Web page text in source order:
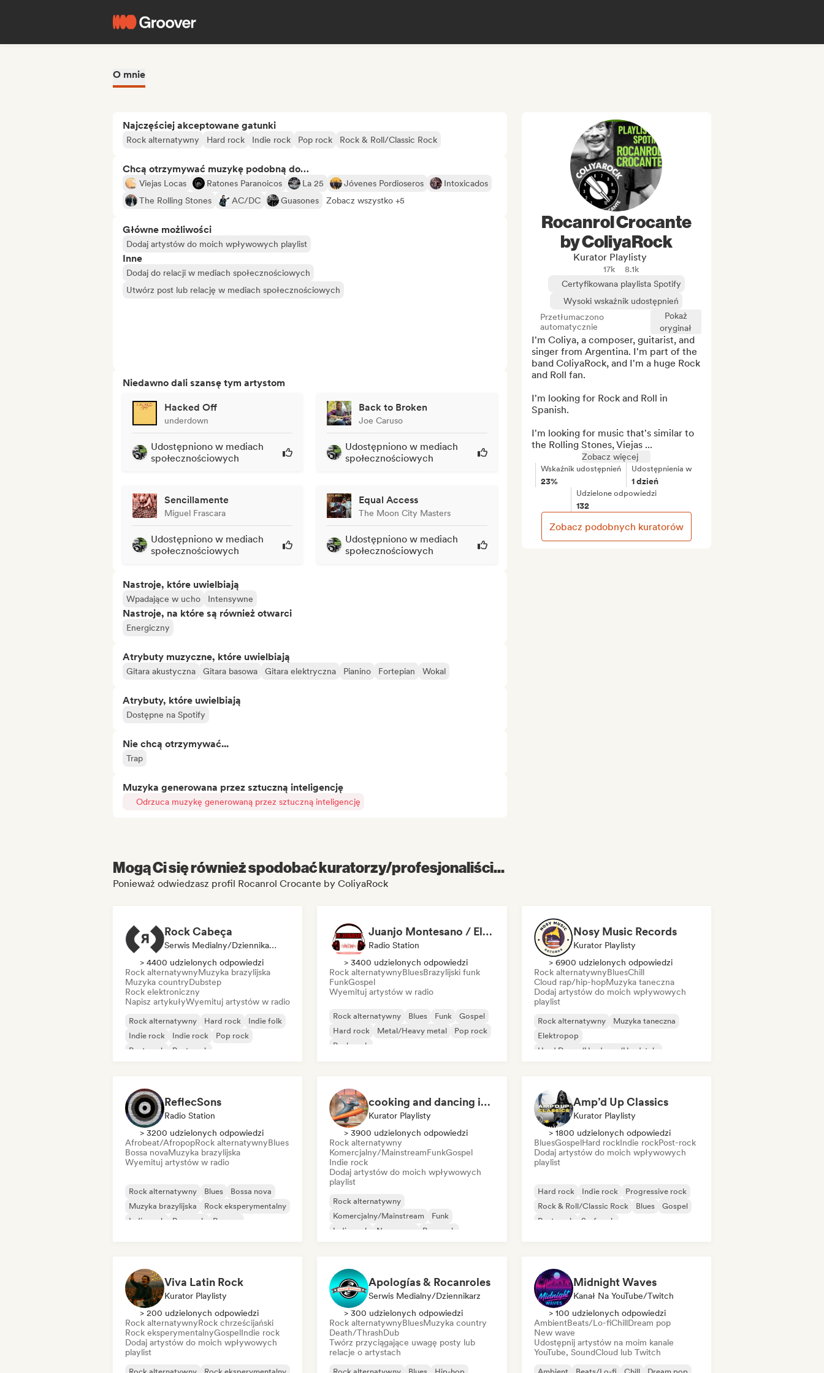
O mnie
Najczęściej akceptowane gatunki
Rock alternatywny Hard rock Indie rock Pop rock Rock & Roll/Classic Rock
Chcą otrzymywać muzykę podobną do…
Viejas Locas Ratones Paranoicos La 25 Jóvenes Pordioseros
Intoxicados
The Rolling Stones
AC/DC Guasones Zobacz wszystko +5
Główne możliwości
Dodaj artystów do moich wpływowych playlist
Inne
Dodaj do relacji w mediach społecznościowych
Utwórz post lub relację w mediach społecznościowych
Niedawno dali szansę tym artystom
Hacked Off
underdown
Udostępniono w mediach
społecznościowych
Back to Broken
Joe Caruso
Udostępniono w mediach
społecznościowych
Sencillamente
Miguel Frascara
Udostępniono w mediach
społecznościowych
Equal Access
The Moon City Masters
Udostępniono w mediach
społecznościowych
Nastroje, które uwielbiają
Wpadające w ucho Intensywne
Nastroje, na które są również otwarci
Energiczny
Atrybuty muzyczne, które uwielbiają
Gitara akustyczna Gitara basowa Gitara elektryczna Pianino Fortepian Wokal
Atrybuty, które uwielbiają
Dostępne na Spotify
Nie chcą otrzymywać...
Trap
Muzyka generowana przez sztuczną inteligencję
Odrzuca muzykę generowaną przez sztuczną inteligencję
Rocanrol Crocante
by ColiyaRock
Kurator Playlisty
17k
8.1k
Certyfikowana playlista Spotify
Wysoki wskaźnik udostępnień
Przetłumaczono
automatycznie
Pokaż
oryginał
I'm Coliya, a composer, guitarist, and
singer from Argentina. I'm part of the
band ColiyaRock, and I'm a huge Rock
and Roll fan.
I'm looking for Rock and Roll in
Spanish.
I'm looking for music that's similar to
the Rolling Stones, Viejas ...
Zobacz więcej
Wskaźnik udostępnień
23%
Udostępnienia w
1 dzień
Udzielone odpowiedzi
132
Zobacz podobnych kuratorów
Mogą Ci się również spodobać kuratorzy/profesjonaliści...
Ponieważ odwiedzasz profil Rocanrol Crocante by ColiyaRock
Rock Cabeça
Serwis Medialny/Dziennikarz, Radio Station
> 4400 udzielonych odpowiedzi
Rock alternatywnyMuzyka brazylijska
Muzyka countryDubstep
Rock elektroniczny
Napisz artykułyWyemituj artystów w radio
Rock alternatywny Hard rock
Indie folk
Indie rock
Indie rock
Pop rock
Post-rock
Post-rock
Juanjo Montesano / El Reverendo
Radio Station
> 3400 udzielonych odpowiedzi
Rock alternatywnyBluesBrazylijski funk
FunkGospel
Wyemituj artystów w radio
Rock alternatywny Blues Funk
Gospel
Hard rock
Metal/Heavy metal
Pop rock
Punk rock
Nosy Music Records
Kurator Playlisty
> 6900 udzielonych odpowiedzi
Rock alternatywnyBluesChill
Cloud rap/hip-hopMuzyka taneczna
Dodaj artystów do moich wpływowych
playlist
Rock alternatywny
Muzyka taneczna
Elektropop
Hard Dance/Hardcore/Hardstyle
ReflecSons
Radio Station
> 3200 udzielonych odpowiedzi
Afrobeat/AfropopRock alternatywnyBlues
Bossa novaMuzyka brazylijska
Wyemituj artystów w radio
Rock alternatywny Blues
Bossa nova
Muzyka brazylijska
Rock eksperymentalny
Indie rock
Pop rock Reggae
cooking and dancing in the kitchen by Cookfy
Kurator Playlisty
> 3900 udzielonych odpowiedzi
Rock alternatywny
Komercjalny/MainstreamFunkGospel
Indie rock
Dodaj artystów do moich wpływowych
playlist
Rock alternatywny
Komercjalny/Mainstream
Funk
Indie rock
New wave
Pop rock
Amp’d Up Classics
Kurator Playlisty
> 1800 udzielonych odpowiedzi
BluesGospelHard rockIndie rockPost-rock
Dodaj artystów do moich wpływowych
playlist
Hard rock Indie rock
Progressive rock
Rock & Roll/Classic Rock
Blues
Gospel
Post-rock
Surf rock
Viva Latin Rock
Kurator Playlisty
> 200 udzielonych odpowiedzi
Rock alternatywnyRock chrześcijański
Rock eksperymentalnyGospelIndie rock
Dodaj artystów do moich wpływowych
playlist
Apologías & Rocanroles
Serwis Medialny/Dziennikarz
> 300 udzielonych odpowiedzi
Rock alternatywnyBluesMuzyka country
Death/ThrashDub
Twórz przyciągające uwagę posty lub
relacje o artystach
Midnight Waves
Kanał Na YouTube/Twitch
> 100 udzielonych odpowiedzi
AmbientBeats/Lo-fiChillDream pop
New wave
Udostępnij artystów na moim kanale
YouTube, SoundCloud lub Twitch